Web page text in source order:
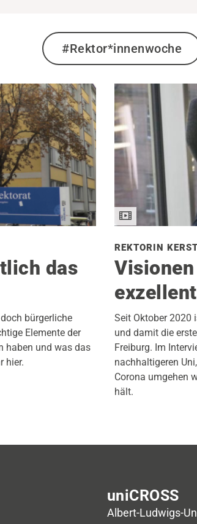
#Rektor*innenwoche
das
bürgerliche
Elemente der
haben und was das
hier.
REKTORIN
Seit Oktober 2020
und damit die
Freiburg. Im
nachhaltigeren
Corona umgehen
hält.
uniCROSS
Albert-Ludwigs-